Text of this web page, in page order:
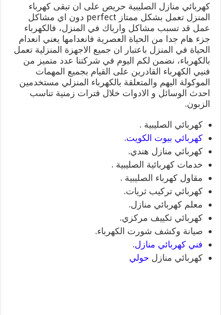
كهربائي منازل الصليبية حريص على ان تبقى كهرباء
المنزل تعمل بشكل ممتاز perfect دون اي مشاكل
عمل قد تسبب مشاكل وارباك في المنزل، فالكهرباء
جزء هام جدا من الحياة العصرية فانعدامها يعني انعدام
الحياة في المنزل باعتبار ان جميع الاجهزة المنزلية تعمل
بالكهرباء، نضمن لكم اليوم في شركتنا عدد متميز من
فنيي الكهرباء القادرين على القيام بجميع المهمات
الموكولة اليهم والمتعلقة بالكهرباء المنزلي مستخدمين
احدث الوسائل و الادوات خلال فترات زمنية تناسب
الزبون.
كهربائي الصليبية .
كهربائي بيوت الكويت.
كهربائي منازل هندي.
خدمات كهربائية الصليبية .
مقاول كهرباء الصليبية .
كهربائي تركيب ثريات.
معلم كهربائي منازل.
كهربائي تكييف مركزي.
صيانة وكشف شورت الكهرباء.
فني كهربائي منازل.
كهربائي منازل حولي